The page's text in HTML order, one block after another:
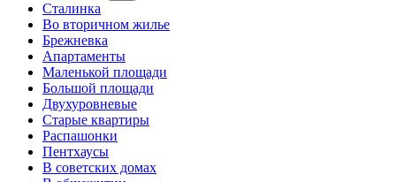
Сталинка
Во вторичном жилье
Брежневка
Апартаменты
Маленькой площади
Большой площади
Двухуровневые
Старые квартиры
Распашонки
Пентхаусы
В советских домах